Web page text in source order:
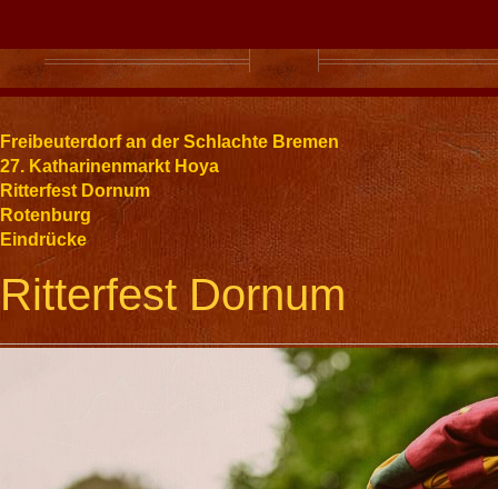
Freibeuterdorf an der Schlachte Bremen
27. Katharinenmarkt Hoya
Ritterfest Dornum
Rotenburg
Eindrücke
Ritterfest Dornum